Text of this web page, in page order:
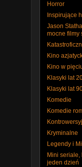
Horror
Inspirujące
Jason
mocne filmy
Kino
Kino w
Klasyki lat
Klasyki lat
Komedie
Komedie
Kryminalne
Legendy i
Mini seriale,
jeden dzień